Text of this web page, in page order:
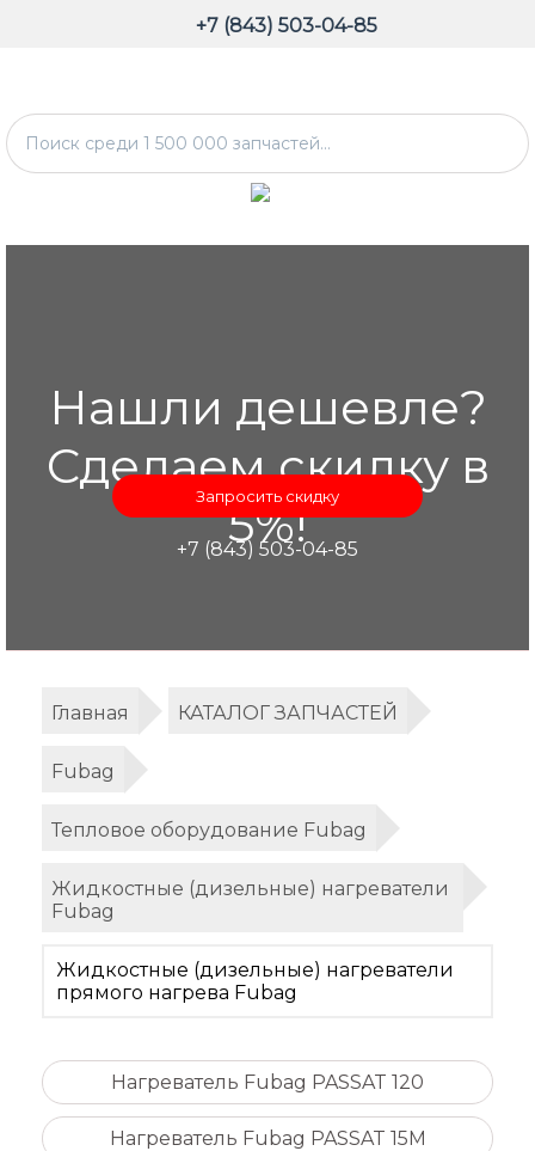
+7 (843) 503-04-85
Нашли дешевле?
Сделаем скидку в
5%!
Запросить скидку
+7 (843) 503-04-85
Главная КАТАЛОГ ЗАПЧАСТЕЙ
Fubag
Тепловое оборудование Fubag
Жидкостные (дизельные) нагреватели
Fubag
Жидкостные (дизельные) нагреватели
прямого нагрева Fubag
Нагреватель Fubag PASSAT 120
Нагреватель Fubag PASSAT 15M